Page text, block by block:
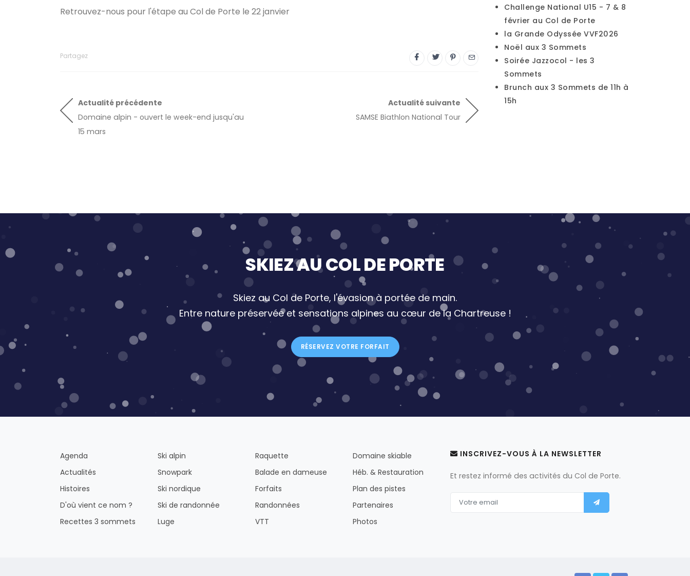
Retrouvez-nous pour l'étape au Col de Porte le 22 janvier
Partagez
Actualité précédente
Domaine alpin - ouvert le week-end jusqu'au
15 mars
Actualité suivante
SAMSE Biathlon National Tour
Challenge National U15 - 7 & 8
février au Col de Porte
la Grande Odyssée VVF2026
Noël aux 3 Sommets
Soirée Jazzocol - les 3
Sommets
Brunch aux 3 Sommets de 11h à
15h
SKIEZ AU COL DE PORTE
Skiez au Col de Porte, l'évasion à portée de main.
Entre nature préservée et sensations alpines au cœur de la Chartreuse !
RÉSERVEZ VOTRE FORFAIT
Agenda
Actualités
Histoires
D'où vient ce nom ?
Recettes 3 sommets
Ski alpin
Snowpark
Ski nordique
Ski de randonnée
Luge
Raquette
Balade en dameuse
Forfaits
Randonnées
VTT
Domaine skiable
Héb. & Restauration
Plan des pistes
Partenaires
Photos
INSCRIVEZ-VOUS À LA NEWSLETTER
Et restez informé des activités du Col de Porte.